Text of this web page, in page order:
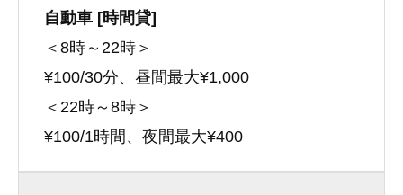
自動車 [時間貸]
＜8時～22時＞
¥100/30分、昼間最大¥1,000
＜22時～8時＞
¥100/1時間、夜間最大¥400